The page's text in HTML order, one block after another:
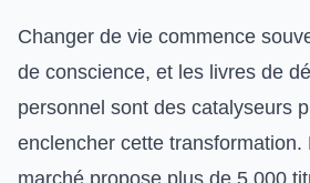
Changer de vie commence
de conscience, et les livres de
personnel sont des catalyseurs
enclencher cette transformation.
marché propose plus de 5 000